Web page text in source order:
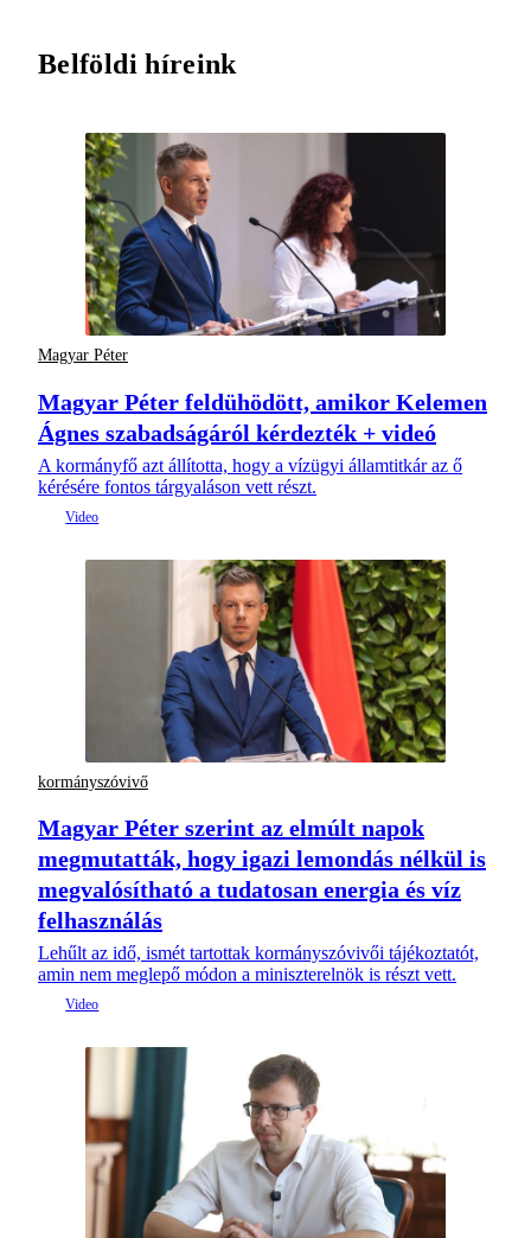
Belföldi híreink
Magyar Péter
Magyar Péter feldühödött, amikor Kelemen
Ágnes szabadságáról kérdezték + videó
A kormányfő azt állította, hogy a vízügyi államtitkár az ő
kérésére fontos tárgyaláson vett részt.
kormányszóvivő
Magyar Péter szerint az elmúlt napok
megmutatták, hogy igazi lemondás nélkül is
megvalósítható a tudatosan energia és víz
felhasználás
Lehűlt az idő, ismét tartottak kormányszóvivői tájékoztatót,
amin nem meglepő módon a miniszterelnök is részt vett.